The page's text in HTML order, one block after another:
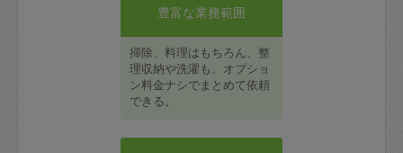
豊富な業務範囲
掃除、料理はもちろん、整
理収納や洗濯も、オプショ
ン料金ナシでまとめて依頼
できる。